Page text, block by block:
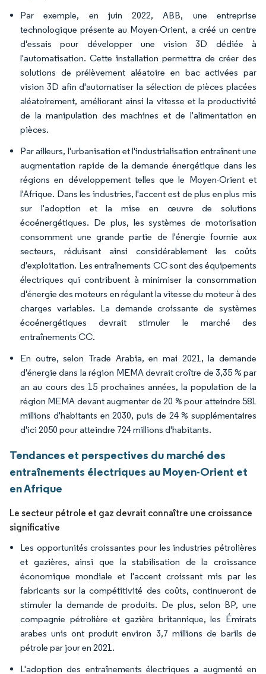
Par exemple, en juin 2022, ABB, une entreprise
technologique présente au Moyen-Orient, a créé un centre
d'essais pour développer une vision 3D dédiée à
l'automatisation. Cette installation permettra de créer des
solutions de prélèvement aléatoire en bac activées par
vision 3D afin d'automatiser la sélection de pièces placées
aléatoirement, améliorant ainsi la vitesse et la productivité
de la manipulation des machines et de l'alimentation en
pièces.
Par ailleurs, l'urbanisation et l'industrialisation entraînent une
augmentation rapide de la demande énergétique dans les
régions en développement telles que le Moyen-Orient et
l'Afrique. Dans les industries, l'accent est de plus en plus mis
sur l'adoption et la mise en œuvre de solutions
écoénergétiques. De plus, les systèmes de motorisation
consomment une grande partie de l'énergie fournie aux
secteurs, réduisant ainsi considérablement les coûts
d'exploitation. Les entraînements CC sont des équipements
électriques qui contribuent à minimiser la consommation
d'énergie des moteurs en régulant la vitesse du moteur à des
charges variables. La demande croissante de systèmes
écoénergétiques devrait stimuler le marché des
entraînements CC.
En outre, selon Trade Arabia, en mai 2021, la demande
d'énergie dans la région MEMA devrait croître de 3,35 % par
an au cours des 15 prochaines années, la population de la
région MEMA devant augmenter de 20 % pour atteindre 581
millions d'habitants en 2030, puis de 24 % supplémentaires
d'ici 2050 pour atteindre 724 millions d'habitants.
Tendances et perspectives du marché des
entraînements électriques au Moyen-Orient et
en Afrique
Le secteur pétrole et gaz devrait connaître une croissance
significative
Les opportunités croissantes pour les industries pétrolières
et gazières, ainsi que la stabilisation de la croissance
économique mondiale et l'accent croissant mis par les
fabricants sur la compétitivité des coûts, continueront de
stimuler la demande de produits. De plus, selon BP, une
compagnie pétrolière et gazière britannique, les Émirats
arabes unis ont produit environ 3,7 millions de barils de
pétrole par jour en 2021.
L'adoption des entraînements électriques a augmenté en